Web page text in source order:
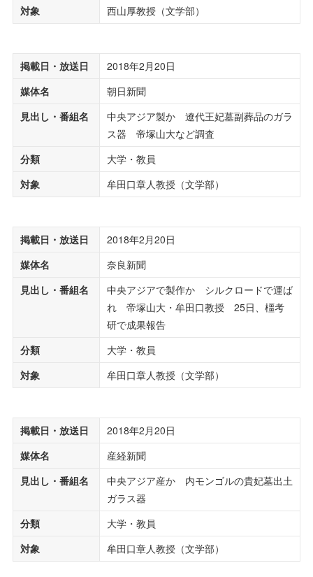
対象 西山厚教授（文学部）
掲載日・放送日
2018年2月20日
媒体名
朝日新聞
見出し・番組名
中央アジア製か 遼代王妃墓副葬品のガラ
ス器 帝塚山大など調査
分類
大学・教員
対象
牟田口章人教授（文学部）
掲載日・放送日
2018年2月20日
媒体名
奈良新聞
見出し・番組名
中央アジアで製作か シルクロードで運ば
れ 帝塚山大・牟田口教授 25日、橿考
研で成果報告
分類
大学・教員
対象
牟田口章人教授（文学部）
掲載日・放送日
2018年2月20日
媒体名
産経新聞
見出し・番組名
中央アジア産か 内モンゴルの貴妃墓出土
ガラス器
分類
大学・教員
対象
牟田口章人教授（文学部）